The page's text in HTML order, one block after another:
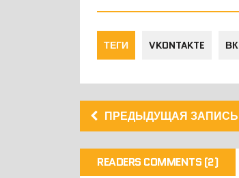
ТЕГИ VKONTAKTE ВК
ПРЕДЫДУЩАЯ ЗАПИСЬ
READERS COMMENTS (2)